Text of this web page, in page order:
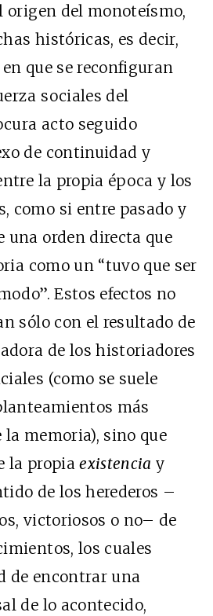
origen del monoteísmo,
históricas, es decir,
que se reconfiguran
sociales del
acto seguido
de continuidad y
la propia época y los
como si entre pasado y
una orden directa que
como un “tuvo que ser
Estos efectos no
sólo con el resultado de
de los historiadores
(como se suele
más
memoria), sino que
la propiaexistencia y
de los herederos –
victoriosos o no– de
los cuales
de encontrar una
de lo acontecido,